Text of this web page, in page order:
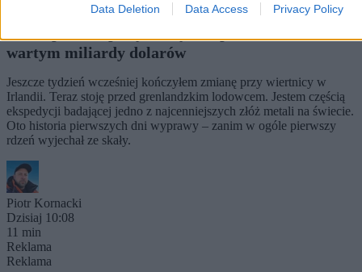
Data Deletion Data Access Privacy Policy
wartym miliardy dolarów
Jeszcze tydzień wcześniej kończyłem zmianę przy wiertnicy w
Irlandii. Teraz stoję przed grenlandzkim lodowcem. Jestem częścią
ekspedycji badającej jedno z najcenniejszych złóż metali na świecie.
Oto historia pierwszych dni wyprawy – zanim w ogóle pierwszy
rdzeń wyjechał ze skały.
Piotr Kornacki
Dzisiaj 10:08
11 min
Reklama
Reklama